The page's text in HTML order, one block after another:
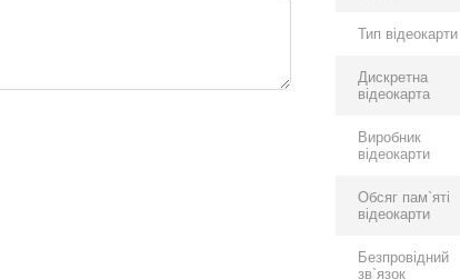
Тип відеокарти
Дискретна
відеокарта
Виробник
відеокарти
Обсяг пам`яті
відеокарти
Безпровідний
зв`язок